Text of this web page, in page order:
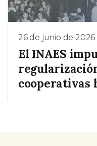
26 de junio de 2026
El INAES
cooperativas